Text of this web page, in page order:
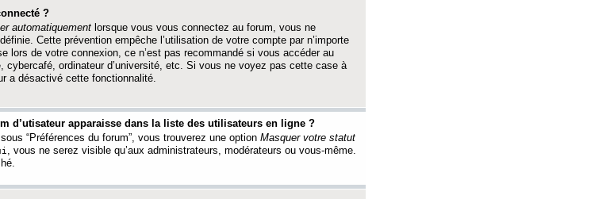
?
automatiquement lorsque vous vous connectez au forum, vous ne
Cette prévention empêche l’utilisation de votre compte par n’importe
lors de votre connexion, ce n’est pas recommandé si vous accéder au
cybercafé, ordinateur d’université, etc. Si vous ne voyez pas cette case à
a désactivé cette fonctionnalité.
d’utisateur apparaisse dans la liste des utilisateurs en ligne ?
“Préférences du forum”, vous trouverez une option Masquer votre statut
, vous ne serez visible qu’aux administrateurs, modérateurs ou vous-même.